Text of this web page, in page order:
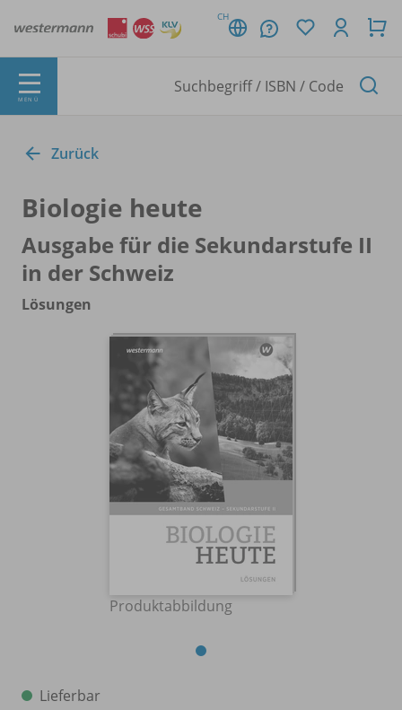
CH
MENÜ
Zurück
Biologie heute
Ausgabe für die Sekundarstufe II
in der Schweiz
Lösungen
Produktabbildung
Lieferbar